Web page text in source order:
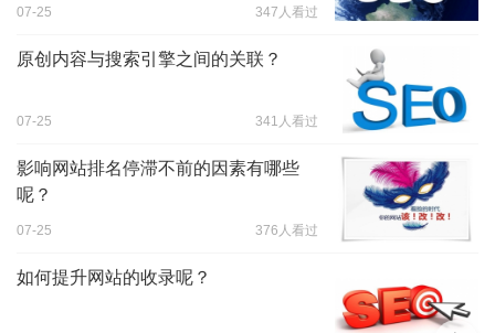
07-25 347人看过
原创内容与搜索引擎之间的关联？
07-25 341人看过
影响网站排名停滞不前的因素有哪些
呢？
07-25 376人看过
如何提升网站的收录呢？